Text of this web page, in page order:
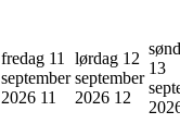
fredag 11
september
2026 11
lørdag 12
september
2026 12
13